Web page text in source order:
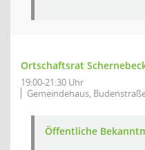
Ortschaftsrat
19:00-21:30 Uhr
Gemeindehaus,
Öffentliche